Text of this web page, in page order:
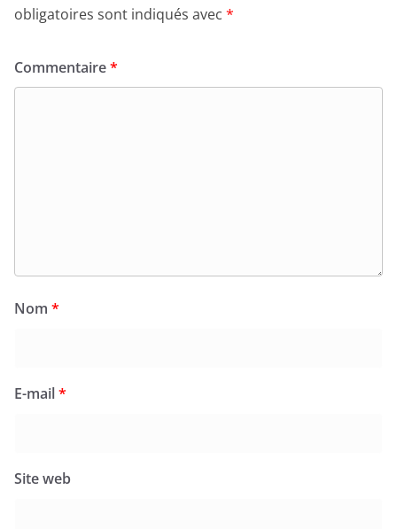
obligatoires sont indiqués avec *
Commentaire*
Nom *
E-mail*
Site web